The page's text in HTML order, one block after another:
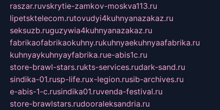
raszar.ruvskrytie-zamkov-moskva113.ru
lipetsktelecom.rutovudyi4kuhnyanazakaz.ru
seksuzb.ruguzywia4kuhnyanazakaz.ru
fabrikaofabrikaokuhny.rukuhnyaekuhnyaafabrika.ru
kuhnyaykuhnyayfabrika.rue-abis1c.ru
store-brawl-stars.rukts-services.rudark-sand.ru
sindika-01.rusp-life.rux-legion.rusib-archives.ru
e-abis-1-c.rusindika01.ruvenda-festival.ru
store-brawlstars.rudooraleksandria.ru